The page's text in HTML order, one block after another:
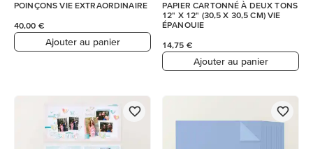
POINÇONS VIE EXTRAORDINAIRE
40,00 €
Ajouter au panier
PAPIER CARTONNÉ À DEUX TONS
12" X 12" (30,5 X 30,5 CM) VIE
ÉPANOUIE
14,75 €
Ajouter au panier